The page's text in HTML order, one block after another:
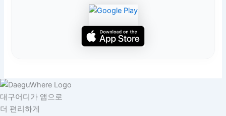
대구어디가 앱으로
더 편리하게